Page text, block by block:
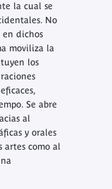
la cual se
No
dichos
moviliza la
los
Se abre
al
y orales
como al